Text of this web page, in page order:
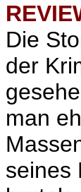
Die
der
man
seines